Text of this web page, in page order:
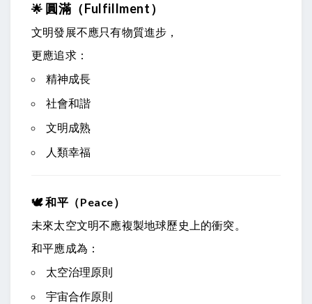
🌟 圓滿（Fulfillment）
文明發展不應只有物質進步，
更應追求：
精神成長
社會和諧
文明成熟
人類幸福
🕊和平（Peace）
未來太空文明不應複製地球歷史上的衝突。
和平應成為：
太空治理原則
宇宙合作原則